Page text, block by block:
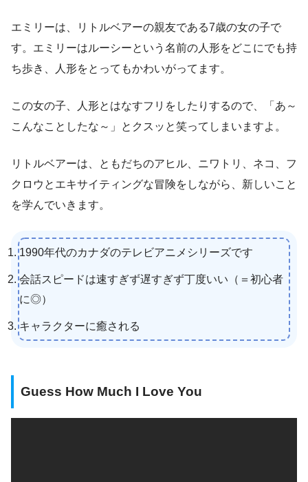
エミリーは、リトルベアーの親友である7歳の女の子で
す。エミリーはルーシーという名前の人形をどこにでも持
ち歩き、人形をとってもかわいがってます。
この女の子、人形とはなすフリをしたりするので、「あ～
こんなことしたな～」とクスッと笑ってしまいますよ。
リトルベアーは、ともだちのアヒル、ニワトリ、ネコ、フ
クロウとエキサイティングな冒険をしながら、新しいこと
を学んでいきます。
1990年代のカナダのテレビアニメシリーズです
会話スピードは速すぎず遅すぎず丁度いい（＝初心者
に◎）
キャラクターに癒される
Guess How Much I Love You